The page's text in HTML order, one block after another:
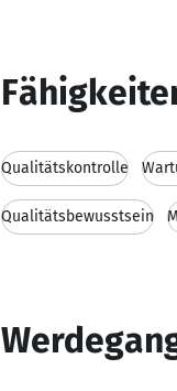
Qualitätskontrolle
Qualitätsbewusstsein